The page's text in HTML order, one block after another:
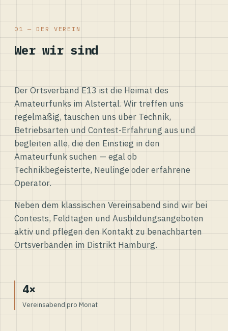
01 — DER VEREIN
Wer wir sind
Der Ortsverband E13 ist die Heimat des
Amateurfunks im Alstertal. Wir treffen uns
regelmäßig, tauschen uns über Technik,
Betriebsarten und Contest-Erfahrung aus und
begleiten alle, die den Einstieg in den
Amateurfunk suchen — egal ob
Technikbegeisterte, Neulinge oder erfahrene
Operator.
Neben dem klassischen Vereinsabend sind wir bei
Contests, Feldtagen und Ausbildungsangeboten
aktiv und pflegen den Kontakt zu benachbarten
Ortsverbänden im Distrikt Hamburg.
4×
Vereinsabend pro Monat